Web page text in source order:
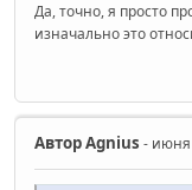
Да, точно, я просто
изначально это
АвторAgnius - июня